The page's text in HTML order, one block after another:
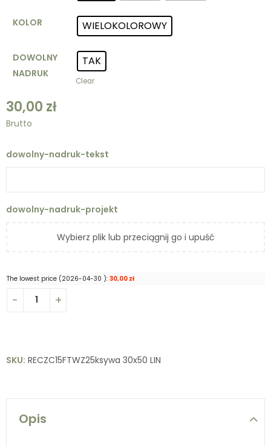
KOLOR WIELOKOLOROWY
DOWOLNY
NADRUK
TAK
Clear
30,00 zł
Brutto
dowolny-nadruk-tekst
dowolny-nadruk-projekt
Wybierz plik lub przeciągnij go i upuść
The lowest price (2026-04-30 ): 30,00 zł
SKU: RECZC15FTWZ25ksywa 30x50 LIN
Opis